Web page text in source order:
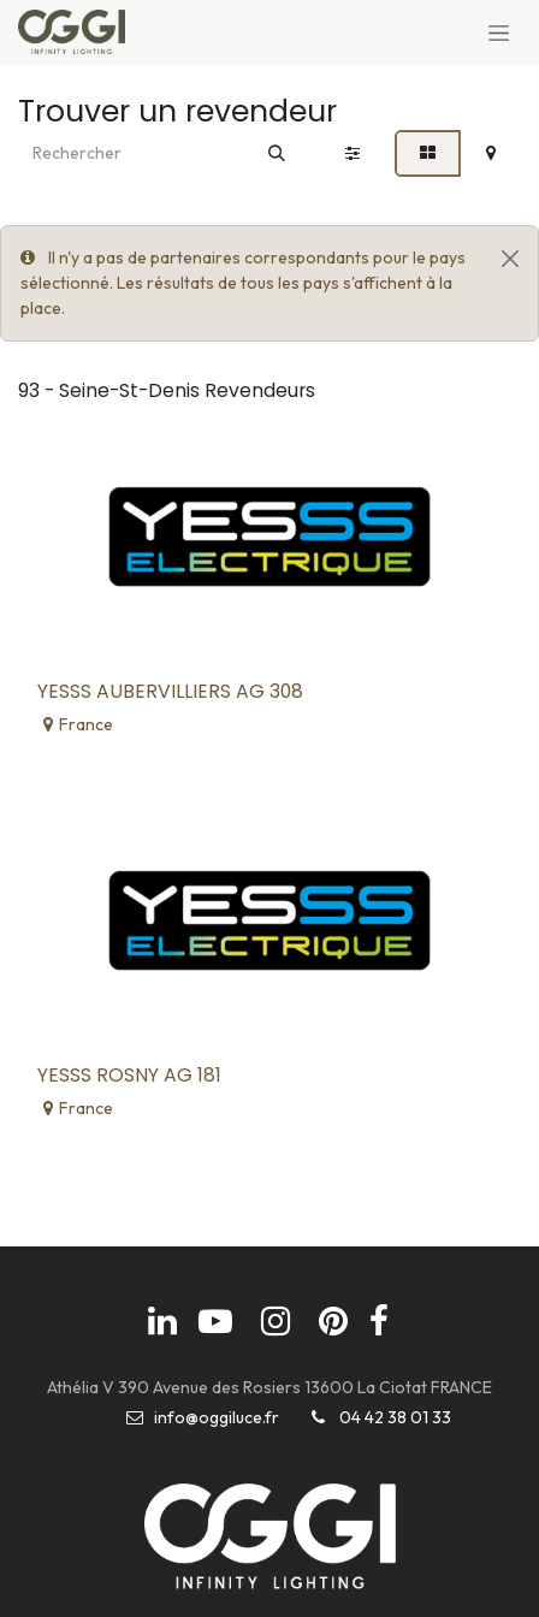
Se rendre au contenu
Trouver un revendeur
Il n'y a pas de partenaires correspondants pour le pays
sélectionné. Les résultats de tous les pays s'affichent à la
place.
93 - Seine-St-Denis Revendeurs
YESSS AUBERVILLIERS AG 308
France
YESSS ROSNY AG 181
France
Athélia V 390 Avenue des Rosiers 13600 La Ciotat FRANCE
info@oggiluce.fr
04 42 38 01 33